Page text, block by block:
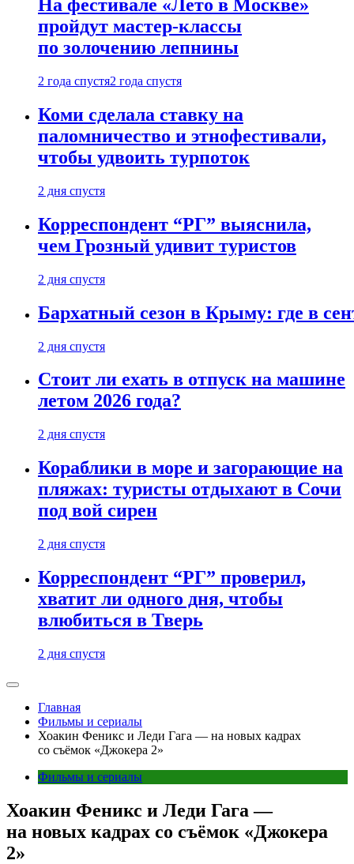
На фестивале «Лето в Москве»
пройдут мастер-классы
по золочению лепнины
2 года спустя2 года спустя
Коми сделала ставку на
паломничество и этнофестивали,
чтобы удвоить турпоток
2 дня спустя
Корреспондент “РГ” выяснила,
чем Грозный удивит туристов
2 дня спустя
Бархатный сезон в Крыму: где в
2 дня спустя
Стоит ли ехать в отпуск на машине
летом 2026 года?
2 дня спустя
Кораблики в море и загорающие на
пляжах: туристы отдыхают в Сочи
под вой сирен
2 дня спустя
Корреспондент “РГ” проверил,
хватит ли одного дня, чтобы
влюбиться в Тверь
2 дня спустя
Главная
Фильмы и сериалы
Хоакин Феникс и Леди Гага — на новых кадрах
со съёмок «Джокера 2»
Фильмы и сериалы
Хоакин Феникс и Леди Гага —
на новых кадрах со съёмок «Джокера
2»